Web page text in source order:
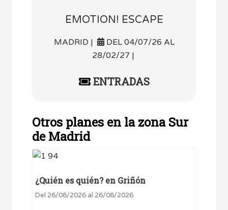
EMOTION! ESCAPE
MADRID |
DEL 04/07/26 AL
28/02/27 |
ENTRADAS
Otros planes en la zona Sur
de Madrid
¿Quién es quién? en Griñón
Del 26/08/2026 al 26/08/2026